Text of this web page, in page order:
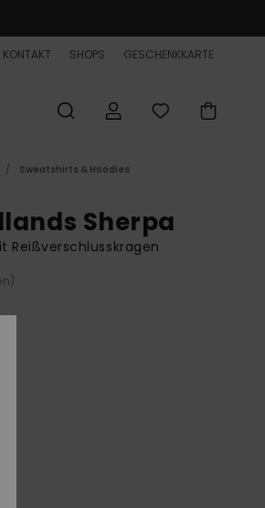
KONTAKT SHOPS GESCHENKKARTE
Sweatshirts & Hoodies
Sherpa
Reißverschlusskragen